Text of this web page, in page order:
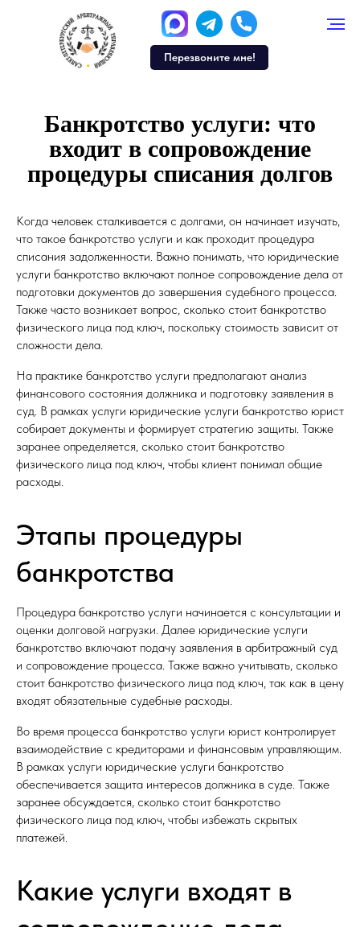
Перезвоните мне!
Банкротство услуги: что
входит в сопровождение
процедуры списания долгов
Когда человек сталкивается с долгами, он начинает изучать,
что такое банкротство услуги и как проходит процедура
списания задолженности. Важно понимать, что юридические
услуги банкротство включают полное сопровождение дела от
подготовки документов до завершения судебного процесса.
Также часто возникает вопрос, сколько стоит банкротство
физического лица под ключ, поскольку стоимость зависит от
сложности дела.
На практике банкротство услуги предполагают анализ
финансового состояния должника и подготовку заявления в
суд. В рамках услуги юридические услуги банкротство юрист
собирает документы и формирует стратегию защиты. Также
заранее определяется, сколько стоит банкротство
физического лица под ключ, чтобы клиент понимал общие
расходы.
Этапы процедуры
банкротства
Процедура банкротство услуги начинается с консультации и
оценки долговой нагрузки. Далее юридические услуги
банкротство включают подачу заявления в арбитражный суд
и сопровождение процесса. Также важно учитывать, сколько
стоит банкротство физического лица под ключ, так как в цену
входят обязательные судебные расходы.
Во время процесса банкротство услуги юрист контролирует
взаимодействие с кредиторами и финансовым управляющим.
В рамках услуги юридические услуги банкротство
обеспечивается защита интересов должника в суде. Также
заранее обсуждается, сколько стоит банкротство
физического лица под ключ, чтобы избежать скрытых
платежей.
Какие услуги входят в